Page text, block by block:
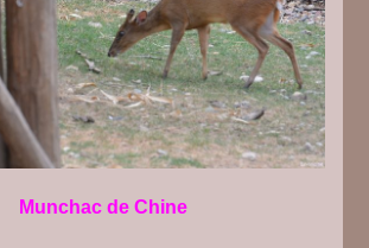
Munchac de Chine